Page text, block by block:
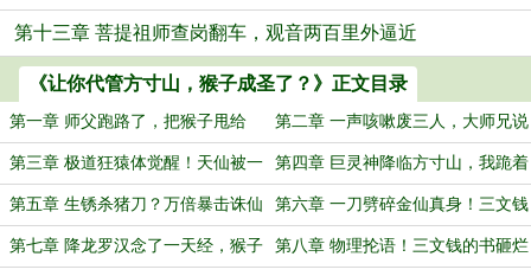
第十三章 菩提祖师查岗翻车，观音两百里外逼近
《让你代管方寸山，猴子成圣了？》正文目录
第一章 师父跑路了，把猴子甩给
我？万倍返还系统激活！
第二章 一声咳嗽废三人，大师兄说
他只是清嗓子
第三章 极道狂猿体觉醒！天仙被一
拳嵌进山里
第四章 巨灵神降临方寸山，我跪着
把他打爆了
第五章 生锈杀猪刀？万倍暴击诛仙
剑！
第六章 一刀劈碎金仙真身！三文钱
杀猪刀成了本命神兵？
第七章 降龙罗汉念了一天经，猴子 第八章 物理抡语！三文钱的书砸烂